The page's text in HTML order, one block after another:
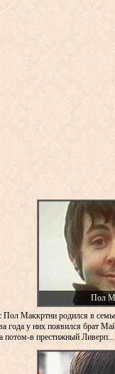
Пол
Пол Маккртни родился в
года у них появился брат
потом-в престижный Ливерп...